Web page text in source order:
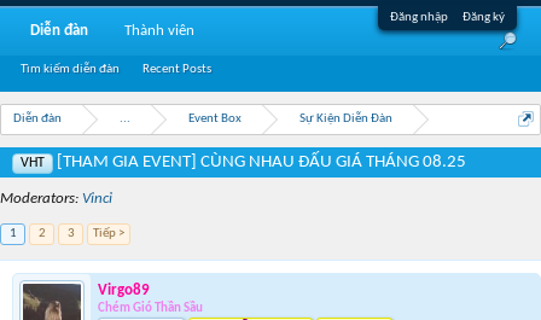
Đăng nhập Đăng ký
Diễn đàn ... Event Box Sự Kiện Diễn Đàn
VHT [THAM GIA EVENT] CÙNG NHAU ĐẤU GIÁ THÁNG 08.25
Moderators: Vinci
1 2 3 Tiếp >
Virgo89
Chém Gió Thần Sầu
Diễn đàn
Tìm kiếm diễn đàn Recent Posts
Thành viên